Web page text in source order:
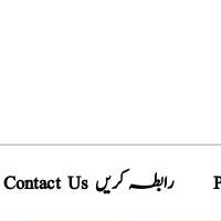
Contact Us رابطہ کریں